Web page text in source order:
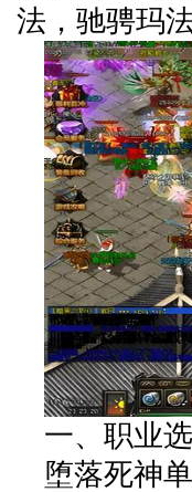
法，驰骋玛法
一、职业
堕落死神